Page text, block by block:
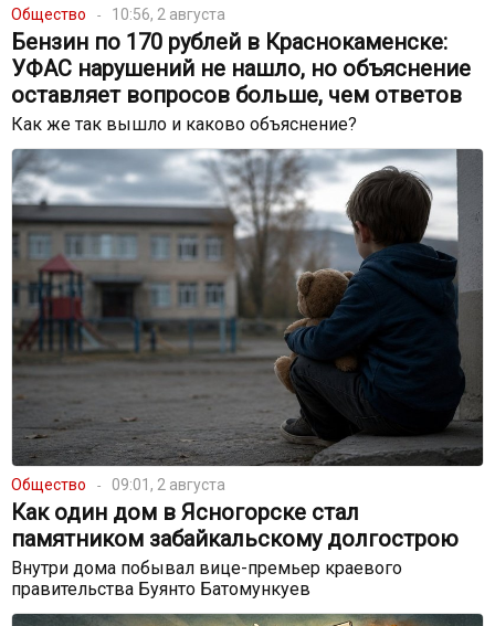
Общество 10:56, 2 августа
Бензин по 170 рублей в Краснокаменске:
УФАС нарушений не нашло, но объяснение
оставляет вопросов больше, чем ответов
Как же так вышло и каково объяснение?
Общество 09:01, 2 августа
Как один дом в Ясногорске стал
памятником забайкальскому долгострою
Внутри дома побывал вице-премьер краевого
правительства Буянто Батомункуев